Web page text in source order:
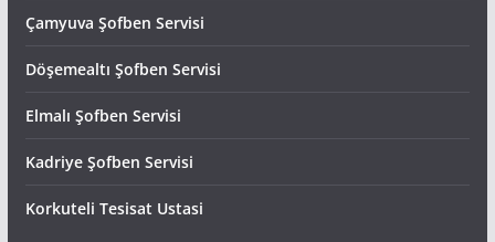
Çamyuva Şofben Servisi
Döşemealtı Şofben Servisi
Elmalı Şofben Servisi
Kadriye Şofben Servisi
Korkuteli Tesisat Ustasi